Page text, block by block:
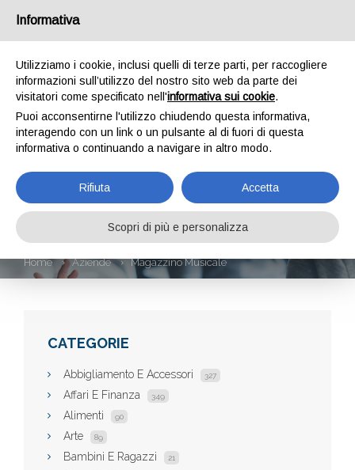
MAGAZZINO
MUSICALE
Home Aziende Magazzino Musicale
CATEGORIE
Abbigliamento E Accessori 327
Affari E Finanza 349
Alimenti 90
Arte 89
Bambini E Ragazzi 21
Informativa
Utilizziamo i cookie, inclusi quelli di terze parti, per raccogliere
informazioni sull’utilizzo del nostro sito web da parte dei
visitatori come specificato nell'informativa sui cookie.
Puoi acconsentirne l'utilizzo chiudendo questa informativa,
interagendo con un link o un pulsante al di fuori di questa
informativa o continuando a navigare in altro modo.
Rifiuta Accetta
Scopri di più e personalizza